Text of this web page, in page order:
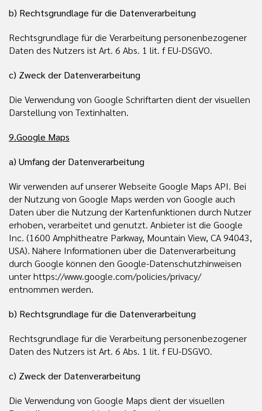
b) Rechtsgrundlage für die Datenverarbeitung
Rechtsgrundlage für die Verarbeitung personenbezogener
Daten des Nutzers ist Art. 6 Abs. 1 lit. f EU-DSGVO.
c) Zweck der Datenverarbeitung
Die Verwendung von Google Schriftarten dient der visuellen
Darstellung von Textinhalten.
9.Google Maps
a) Umfang der Datenverarbeitung
Wir verwenden auf unserer Webseite Google Maps API. Bei
der Nutzung von Google Maps werden von Google auch
Daten über die Nutzung der Kartenfunktionen durch Nutzer
erhoben, verarbeitet und genutzt. Anbieter ist die Google
Inc. (1600 Amphitheatre Parkway, Mountain View, CA 94043,
USA). Nähere Informationen über die Datenverarbeitung
durch Google können den Google-Datenschutzhinweisen
unter https://www.google.com/policies/privacy/
entnommen werden.
b) Rechtsgrundlage für die Datenverarbeitung
Rechtsgrundlage für die Verarbeitung personenbezogener
Daten des Nutzers ist Art. 6 Abs. 1 lit. f EU-DSGVO.
c) Zweck der Datenverarbeitung
Die Verwendung von Google Maps dient der visuellen